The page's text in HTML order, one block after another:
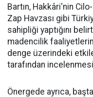
Bartın, Hakkâri'nin
Zap Havzası gibi
sahipliği yaptığını
madencilik
denge üzerindeki
tarafından
Önergede ayrıca,